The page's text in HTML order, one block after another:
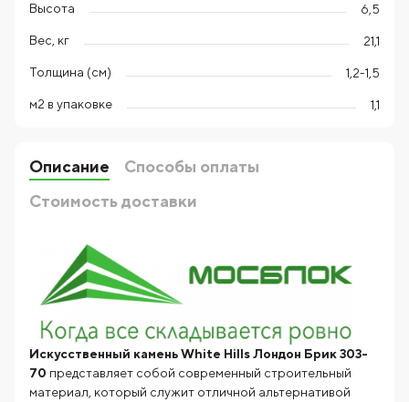
Высота 6,5
Вес, кг 21,1
Толщина (см) 1,2-1,5
м2 в упаковке 1,1
Описание
Способы оплаты
Стоимость доставки
Искусственный камень White Hills Лондон Брик 303-
70 представляет собой современный строительный
материал, который служит отличной альтернативой